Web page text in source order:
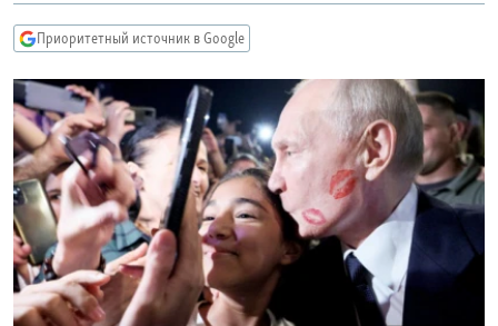
навигации
Вернутся
поиску
IDEL.РЕАЛИИ
КАВКАЗ.РЕАЛИИ
СЕВЕР.РЕАЛИИ
СИБИРЬ.РЕАЛИИ
РАСПИСАНИЕ ВЕЩАНИЯ
ПОДПИШИТЕСЬ НА РАССЫЛКУ
СОЦИАЛЬНЫЕ СЕТИ
Приоритетный источник в Google